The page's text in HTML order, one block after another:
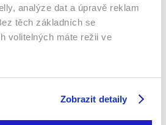
analýze dat a úpravě reklam
těch základních se
volitelných máte režii ve
Zobrazit detaily
až na 6 zařízeních
televizi jde odkudkoliv